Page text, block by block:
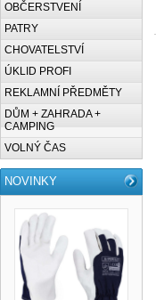
OBČERSTVENÍ
PATRY
CHOVATELSTVÍ
ÚKLID PROFI
REKLAMNÍ PŘEDMĚTY
DŮM + ZAHRADA +
CAMPING
VOLNÝ ČAS
NOVINKY